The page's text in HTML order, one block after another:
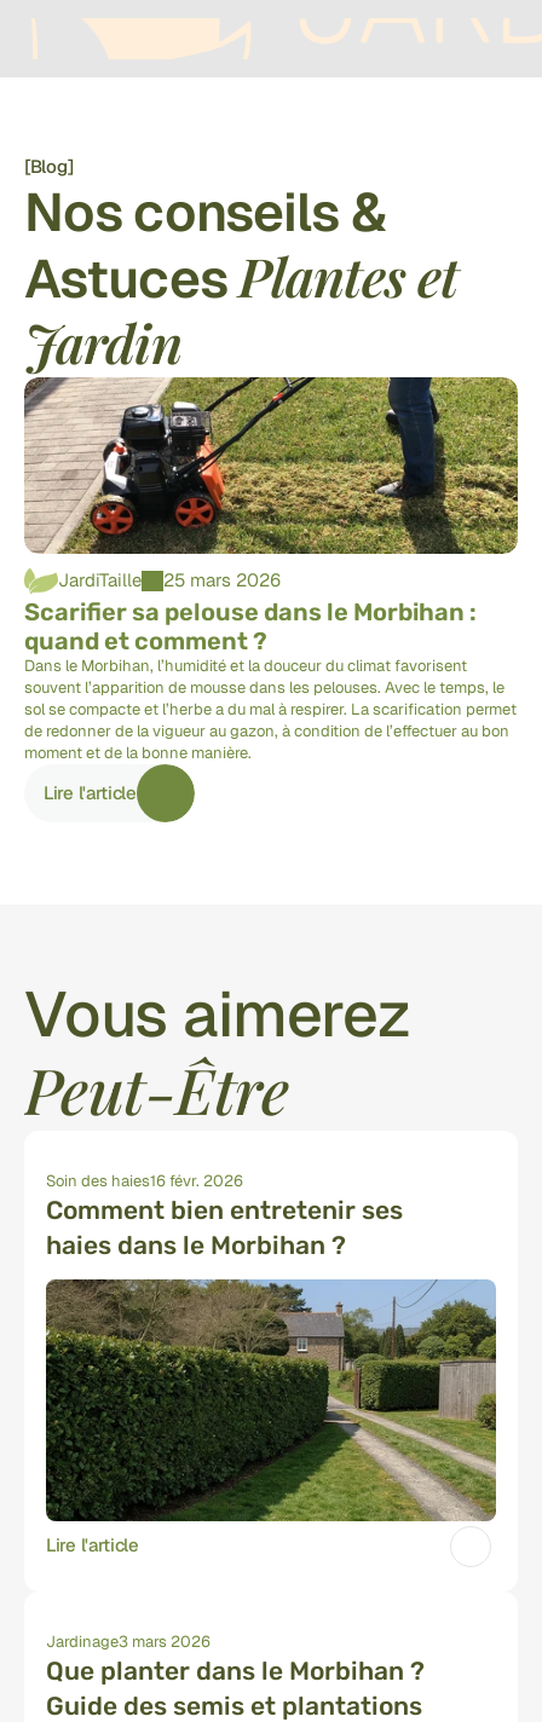
[Blog]
Nos conseils &
Astuces Plantes et
Jardin
JardiTaille 25 mars 2026
Scarifier sa pelouse dans le Morbihan :
quand et comment ?
Dans le Morbihan, l’humidité et la douceur du climat favorisent
souvent l’apparition de mousse dans les pelouses. Avec le temps, le
sol se compacte et l’herbe a du mal à respirer. La scarification permet
de redonner de la vigueur au gazon, à condition de l’effectuer au bon
moment et de la bonne manière.
Lire l'article
Peut-Être
Comment bien entretenir ses
haies dans le Morbihan ?
Soin des haies16 févr. 2026
Lire l'article
Que planter dans le Morbihan ?
Guide des semis et plantations
Jardinage3 mars 2026